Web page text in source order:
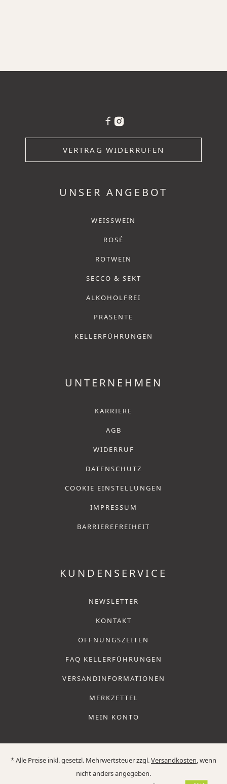
VERTRAG WIDERRUFEN
UNSER ANGEBOT
WEISSWEIN
ROSÉ
ROTWEIN
SECCO & SEKT
ALKOHOLFREI
PRÄSENTE
KELLERFÜHRUNGEN
UNTERNEHMEN
KARRIERE
AGB
WIDERRUF
DATENSCHUTZ
COOKIE EINSTELLUNGEN
IMPRESSUM
BARRIEREFREIHEIT
KUNDENSERVICE
NEWSLETTER
KONTAKT
ÖFFNUNGSZEITEN
FAQ KELLERFÜHRUNGEN
VERSANDINFORMATIONEN
MERKZETTEL
MEIN KONTO
* Alle Preise inkl. gesetzl. Mehrwertsteuer zzgl.Versandkosten, wenn
nicht anders angegeben.